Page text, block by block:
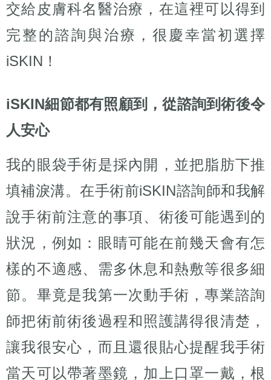
交給皮膚科名醫治療，在這裡可以得到
完整的諮詢與治療，很慶幸當初選擇
iSKIN！
iSKIN細節都有照顧到，從諮詢到術後令
人安心
我的眼袋手術是採內開，並把脂肪下推
填補淚溝。在手術前iSKIN諮詢師和我解
說手術前注意的事項、術後可能遇到的
狀況，例如：眼睛可能在前幾天會有怎
樣的不適感、需多休息和熱敷等很多細
節。畢竟是我第一次動手術，專業諮詢
師把術前術後過程和照護講得很清楚，
讓我很安心，而且還很貼心提醒我手術
當天可以帶著墨鏡，加上口罩一戴，根